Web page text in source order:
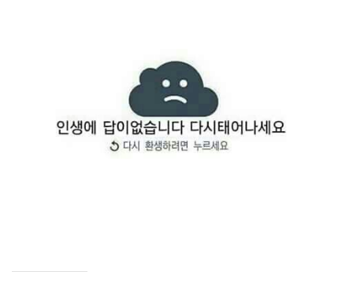
MENU
CHILD
MENU